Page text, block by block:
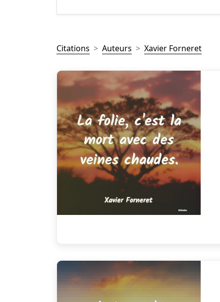
Citations Auteurs Xavier Forneret